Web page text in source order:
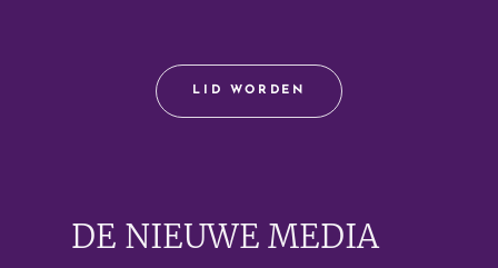
LID WORDEN
DE NIEUWE MEDIA🟣